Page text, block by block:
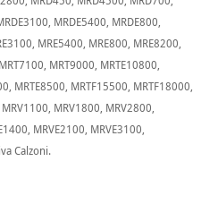
, MRDE5400, MRDE800,
, MRE5400, MRE800, MRE8200,
MRT7100, MRT9000, MRTE10800,
, MRTE8500, MRTF15500, MRTF18000,
MRV1100, MRV1800, MRV2800,
, MRVE2100, MRVE3100,
Calzoni.